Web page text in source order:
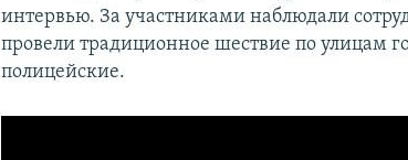
интервью. За участниками наблюдали
провели традиционное шествие по улицам
полицейские.